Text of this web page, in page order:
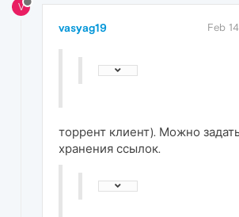
V
vasyag19 Feb
торрент клиент). Можно
хранения ссылок.